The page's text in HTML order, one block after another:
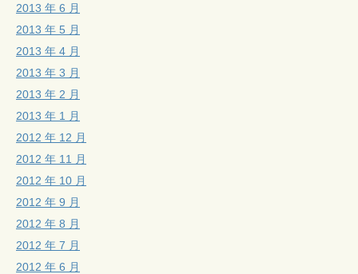
2013 年 6 月
2013 年 5 月
2013 年 4 月
2013 年 3 月
2013 年 2 月
2013 年 1 月
2012 年 12 月
2012 年 11 月
2012 年 10 月
2012 年 9 月
2012 年 8 月
2012 年 7 月
2012 年 6 月